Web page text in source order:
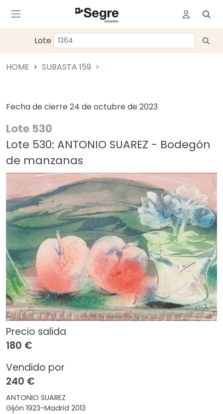
Lote
HOME SUBASTA 159
Fecha de cierre 24 de octubre de 2023
Lote 530
Lote 530: ANTONIO SUAREZ - Bodegón
de manzanas
Precio salida
180 €
Vendido por
240 €
ANTONIO SUAREZ
Gijón 1923-Madrid 2013